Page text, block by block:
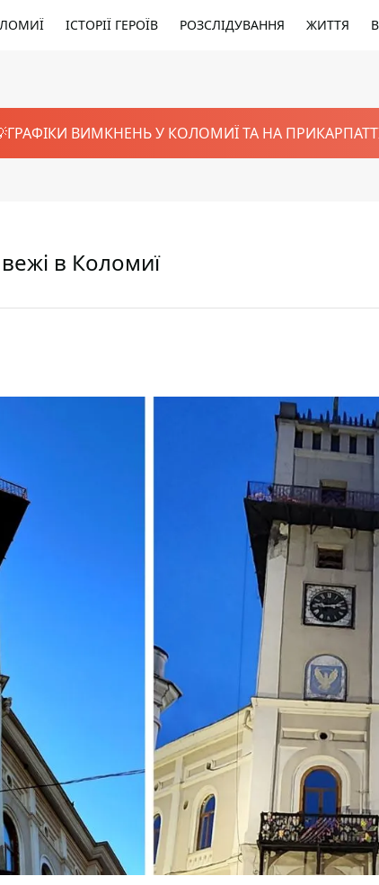
ІСТОРІЇ ГЕРОЇВ РОЗСЛІДУВАННЯ ЖИТТЯ
ВИМКНЕНЬ У КОЛОМИЇ ТА НА ПРИКАРПАТТІ
в Коломиї